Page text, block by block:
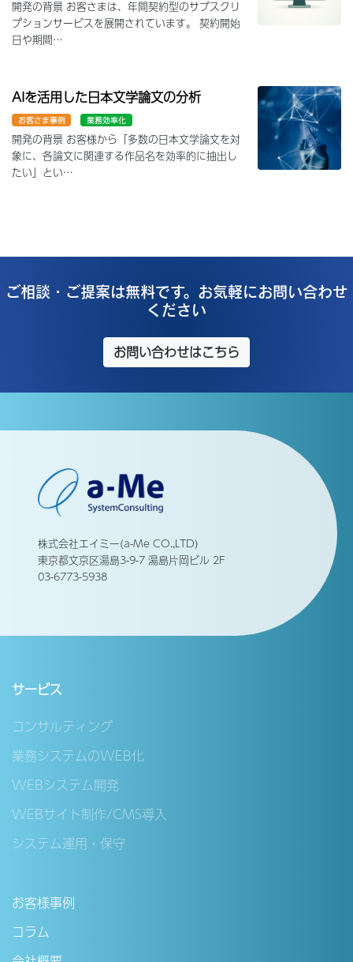
開発の背景 お客さまは、年間契約型のサブスクリ
プションサービスを展開されています。 契約開始
日や期間…
AIを活用した日本文学論文の分析
お客さま事例 業務効率化
開発の背景 お客様から「多数の日本文学論文を対
象に、各論文に関連する作品名を効率的に抽出し
たい」とい…
ご相談・ご提案は無料です。お気軽にお問い合わせ
ください
お問い合わせはこちら
株式会社エイミー(a-Me CO.,LTD)
東京都文京区湯島3-9-7 湯島片岡ビル 2F
03-6773-5938
サービス
コンサルティング
業務システムのWEB化
WEBシステム開発
WEBサイト制作/CMS導入
システム運用・保守
お客様事例
コラム